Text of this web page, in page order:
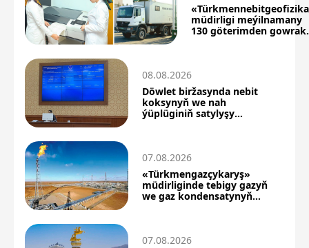
müdirligi meýilnamany
130 göterimden gowrak
08.08.2026
Döwlet biržasynda nebit
koksynyň we nah
ýüplüginiň satylyşy
07.08.2026
«Türkmengazçykaryş»
müdirliginde tebigy gazyň
we gaz kondensatynyň
07.08.2026